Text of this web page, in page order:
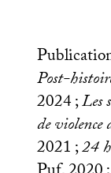
Post-
2024;Les
de violence
2021;24